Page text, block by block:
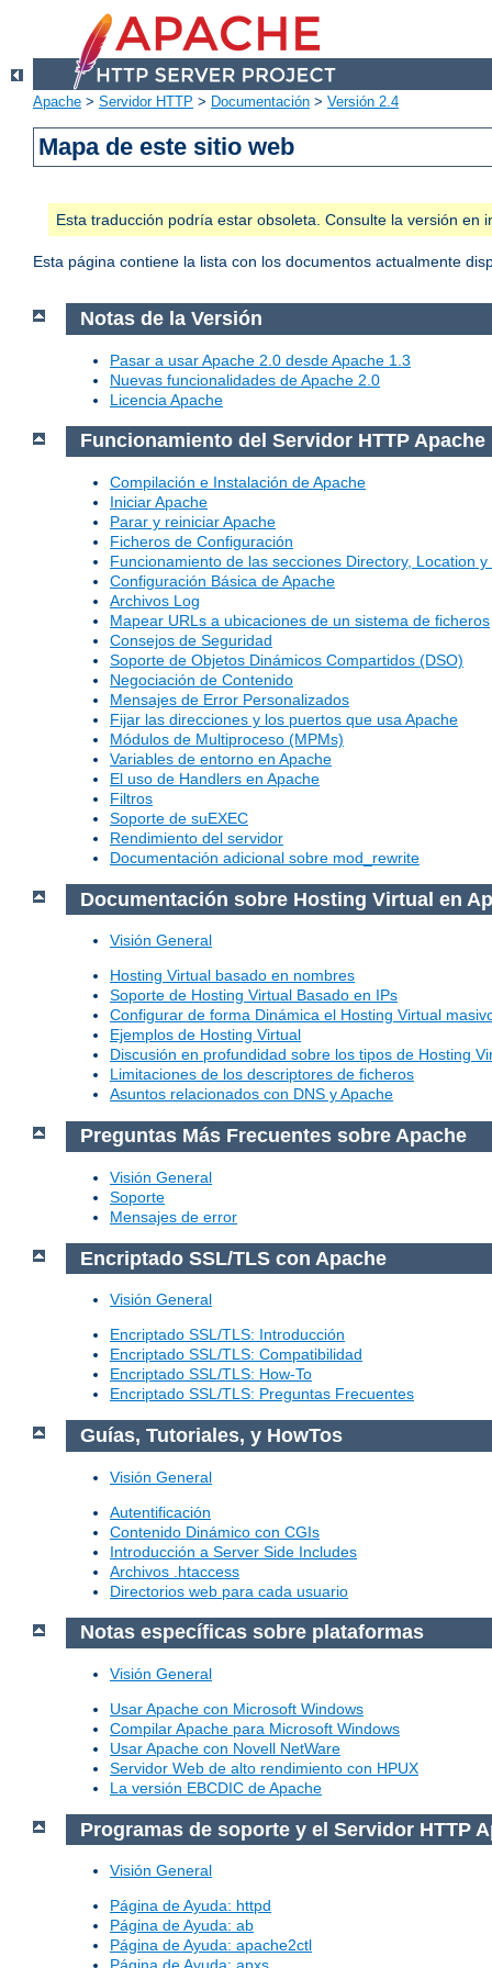
Apache > Servidor HTTP > Documentación > Versión 2.4
Mapa de este sitio web
Esta traducción podría estar obsoleta. Consulte la versión
Esta página contiene la lista con los documentos actualmente
Notas de la Versión
Pasar a usar Apache 2.0 desde Apache 1.3
Nuevas funcionalidades de Apache 2.0
Licencia Apache
Funcionamiento del Servidor HTTP Apache
Compilación e Instalación de Apache
Iniciar Apache
Parar y reiniciar Apache
Ficheros de Configuración
Funcionamiento de las secciones Directory, Location y
Configuración Básica de Apache
Archivos Log
Mapear URLs a ubicaciones de un sistema de ficheros
Consejos de Seguridad
Soporte de Objetos Dinámicos Compartidos (DSO)
Negociación de Contenido
Mensajes de Error Personalizados
Fijar las direcciones y los puertos que usa Apache
Módulos de Multiproceso (MPMs)
Variables de entorno en Apache
El uso de Handlers en Apache
Filtros
Soporte de suEXEC
Rendimiento del servidor
Documentación adicional sobre mod_rewrite
Documentación sobre Hosting Virtual en
Visión General
Hosting Virtual basado en nombres
Soporte de Hosting Virtual Basado en IPs
Configurar de forma Dinámica el Hosting Virtual
Ejemplos de Hosting Virtual
Discusión en profundidad sobre los tipos de Hosting
Limitaciones de los descriptores de ficheros
Asuntos relacionados con DNS y Apache
Preguntas Más Frecuentes sobre Apache
Visión General
Soporte
Mensajes de error
Encriptado SSL/TLS con Apache
Visión General
Encriptado SSL/TLS: Introducción
Encriptado SSL/TLS: Compatibilidad
Encriptado SSL/TLS: How-To
Encriptado SSL/TLS: Preguntas Frecuentes
Guías, Tutoriales, y HowTos
Visión General
Autentificación
Contenido Dinámico con CGIs
Introducción a Server Side Includes
Archivos .htaccess
Directorios web para cada usuario
Notas específicas sobre plataformas
Visión General
Usar Apache con Microsoft Windows
Compilar Apache para Microsoft Windows
Usar Apache con Novell NetWare
Servidor Web de alto rendimiento con HPUX
La versión EBCDIC de Apache
Programas de soporte y el Servidor HTTP
Visión General
Página de Ayuda: httpd
Página de Ayuda: ab
Página de Ayuda: apache2ctl